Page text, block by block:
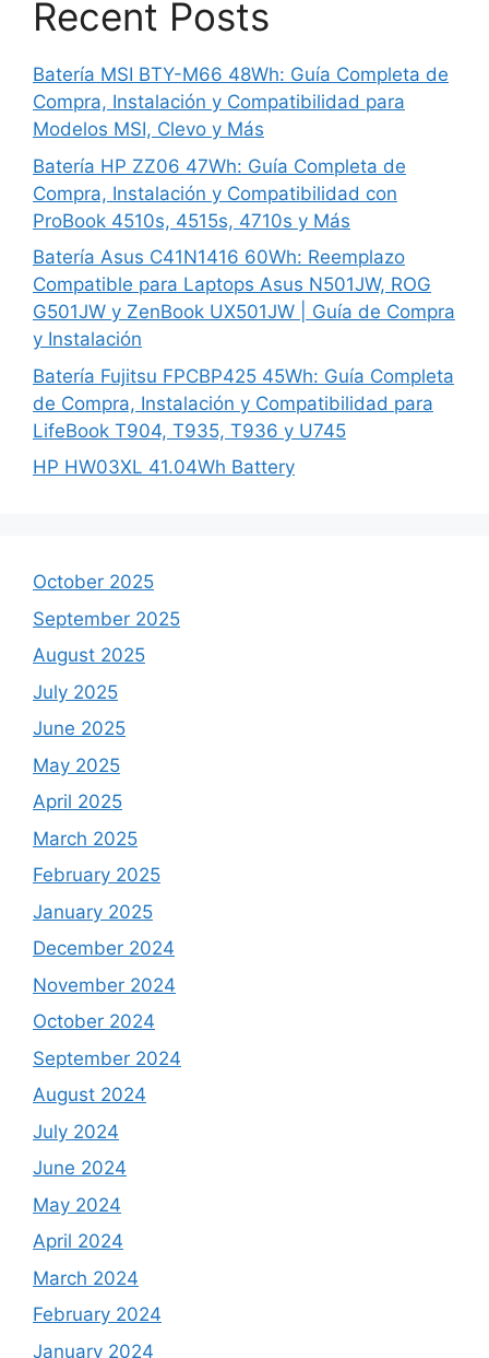
Recent Posts
Batería MSI BTY-M66 48Wh: Guía Completa de
Compra, Instalación y Compatibilidad para
Modelos MSI, Clevo y Más
Batería HP ZZ06 47Wh: Guía Completa de
Compra, Instalación y Compatibilidad con
ProBook 4510s, 4515s, 4710s y Más
Batería Asus C41N1416 60Wh: Reemplazo
Compatible para Laptops Asus N501JW, ROG
G501JW y ZenBook UX501JW | Guía de Compra
y Instalación
Batería Fujitsu FPCBP425 45Wh: Guía Completa
de Compra, Instalación y Compatibilidad para
LifeBook T904, T935, T936 y U745
HP HW03XL 41.04Wh Battery
October 2025
September 2025
August 2025
July 2025
June 2025
May 2025
April 2025
March 2025
February 2025
January 2025
December 2024
November 2024
October 2024
September 2024
August 2024
July 2024
June 2024
May 2024
April 2024
March 2024
February 2024
January 2024